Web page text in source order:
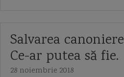
Salvarea
Ce-ar putea să fie.
28 noiembrie 2018